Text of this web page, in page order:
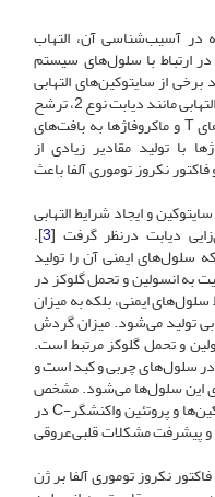
در آسیب‌شناسی آن، التهاب
ارتباط با سلول‌های سیستم
از سایتوکین‌های التهابی
]. یکی از ویژگی‌های بارز بیماری‌های التهابی مانند دیابت نوع 2، ترشح
سلول‌های سیستم ایمنی مانند لنفوسیت‌های T و ماکروفاژها به بافت‌های
با تولید مقادیر زیادی از
التهابی مانند اینترلوکین-6‌ و فاکتور نکروز توموری آلفا باعث
و ایجاد شرایط التهابی
دیابت در‌نظر گرفت [3
].
است که سلول‌های ایمنی آن را تولید
به انسولین و تحمل گلوکز در
توسط سلول‌های ایمنی، بلکه به میزان
تولید می‌شود. میزان گردش
و تحمل گلوکز مرتبط است.
در سلول‌های چربی و کبد است و
این سلول‌ها می‌شود. مشخص
شده‌است، واسطه‌های التهابی مانند سایتوکین‌ها و پروتئین واکنشگر-C ‌در
و پیشرفت مشکلات قلبی‌عروقی
نشان داده ‌است اینترلوکین-6‌ و فاکتور نکروز توموری آلفا بر ژن